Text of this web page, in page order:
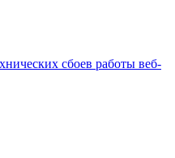
сбоев работы веб-